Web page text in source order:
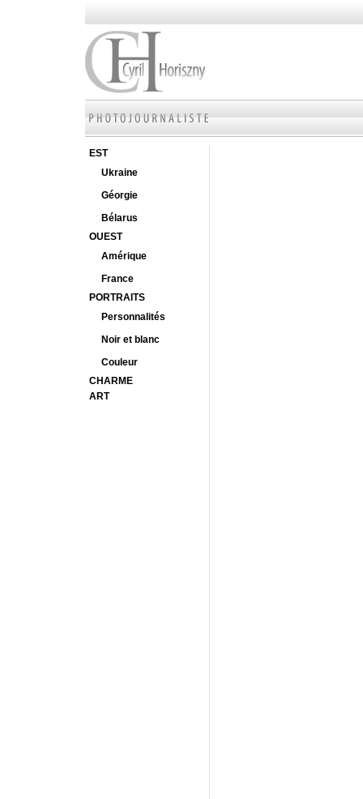
EST
Ukraine
Géorgie
Bélarus
OUEST
Amérique
France
PORTRAITS
Personnalités
Noir et blanc
Couleur
CHARME
ART